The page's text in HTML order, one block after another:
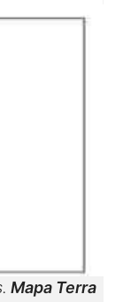
Mapa Terra